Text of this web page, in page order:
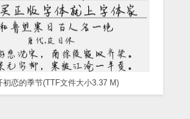
初恋的季节(TTF文件大小3.37 M)